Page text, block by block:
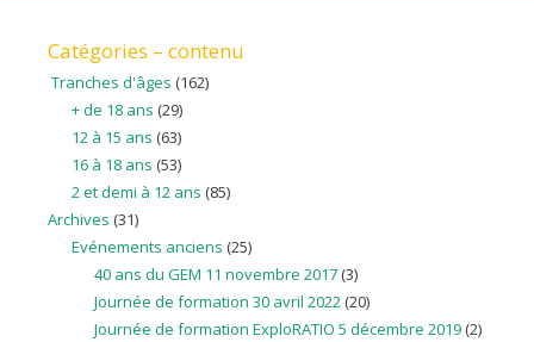
Catégories – contenu
Tranches d'âges (162)
+ de 18 ans (29)
12 à 15 ans (63)
16 à 18 ans (53)
2 et demi à 12 ans (85)
Archives (31)
Evénements anciens (25)
40 ans du GEM 11 novembre 2017 (3)
Journée de formation 30 avril 2022 (20)
Journée de formation ExploRATIO 5 décembre 2019 (2)